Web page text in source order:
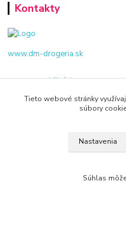
Kontakty
www.dm-drogeria.sk
Viktória
+421 940 949
Tieto webové stránky
súbory
Nastavenia
Súhlas